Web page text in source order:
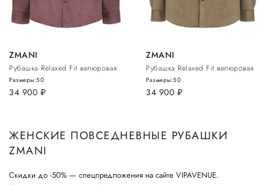
ZMANI
Рубашка Relaxed Fit велюровая
34 900 руб.
Размеры:50
ZMANI
Рубашка Relaxed Fit велюровая
34 900 руб.
Размеры:50
ЖЕНСКИЕ ПОВСЕДНЕВНЫЕ РУБАШКИ
ZMANI
Скидки до -50% — спецпредложения на сайте VIPAVENUE.